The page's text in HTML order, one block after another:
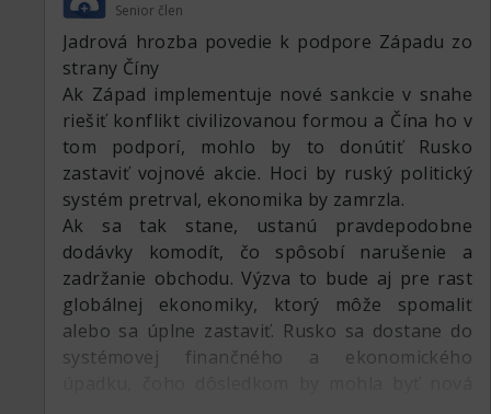
zhodnotiť svoje aktíva, pravdepodobne na
rozvíjajúcich sa trhoch. Populárne budú
bezpečné a predovšetkým likvidné aktíva ako
hotovosť a drahé kovy.
Senior člen
Jadrová hrozba povedie k podpore Západu zo
strany Číny
Ak Západ implementuje nové sankcie v snahe
riešiť konflikt civilizovanou formou a Čína ho v
tom podporí, mohlo by to donútiť Rusko
zastaviť vojnové akcie. Hoci by ruský politický
systém pretrval, ekonomika by zamrzla.
Ak sa tak stane, ustanú pravdepodobne
dodávky komodít, čo spôsobí narušenie a
zadržanie obchodu. Výzva to bude aj pre rast
globálnej ekonomiky, ktorý môže spomaliť
alebo sa úplne zastaviť. Rusko sa dostane do
systémovej finančného a ekonomického